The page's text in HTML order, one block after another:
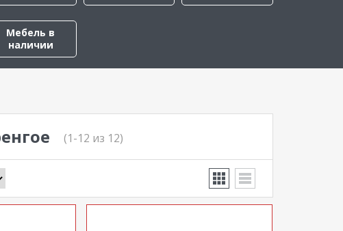
Мебель в
наличии
(1-12 из 12)